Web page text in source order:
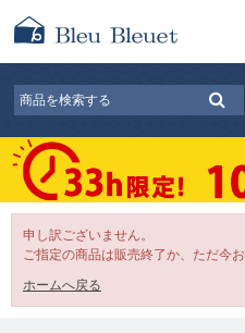
申し訳ございません。
ご指定の商品は販売終了か、ただ今
ホームへ戻る